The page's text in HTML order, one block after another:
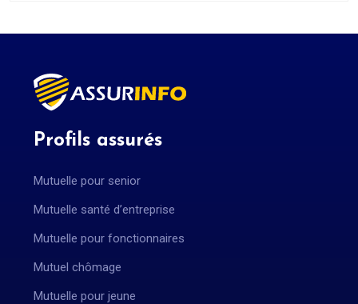
Profils assurés
Mutuelle pour senior
Mutuelle santé d’entreprise
Mutuelle pour fonctionnaires
Mutuel chômage
Mutuelle pour jeune